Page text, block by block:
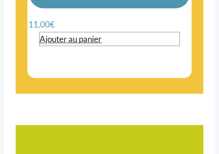
11,00€
Ajouter au panier